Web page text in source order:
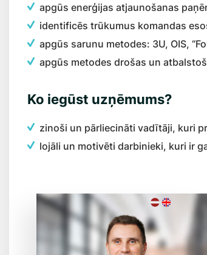
apgūs enerģijas atjaunošanas
identificēs trūkumus komandas
apgūs sarunu metodes: 3U, OIS,
apgūs metodes drošas un
Ko iegūst uzņēmums?
zinoši un pārliecināti vadītāji, kuri
lojāli un motivēti darbinieki, kuri ir